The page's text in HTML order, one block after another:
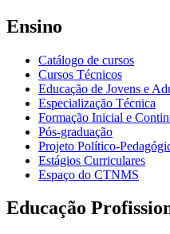
Ensino
Catálogo de cursos
Cursos Técnicos
Educação de Jovens e
Especialização Técnica
Formação Inicial e
Pós-graduação
Projeto Político-
Estágios Curriculares
Espaço do CTNMS
Educação